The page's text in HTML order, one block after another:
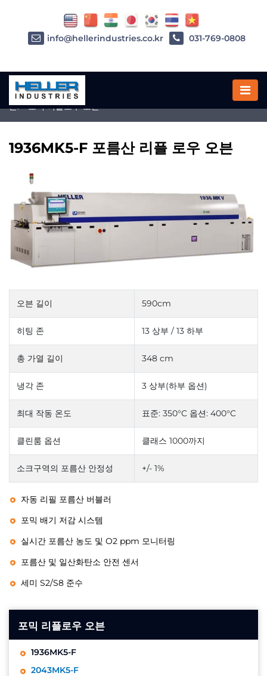
Home»플럭스 없는 리플로우 솔더링을 위한 포름산 리플로우 오
븐.»포믹 리플로우 오븐
1936MK5-F 포름산 리플 로우 오븐
오븐 길이 590cm
히팅 존 13 상부 / 13 하부
총 가열 길이 348 cm
냉각 존 3 상부(하부 옵션)
최대 작동 온도 표준: 350°C 옵션: 400°C
클린룸 옵션 클래스 1000까지
소크구역의 포름산 안정성 +/- 1%
자동 리필 포름산 버블러
포믹 배기 저감 시스템
실시간 포름산 농도 및 O2 ppm 모니터링
포름산 및 일산화탄소 안전 센서
세미 S2/S8 준수
포믹 리플로우 오븐
1936MK5-F
2043MK5-F
info@hellerindustries.co.kr 031-769-0808